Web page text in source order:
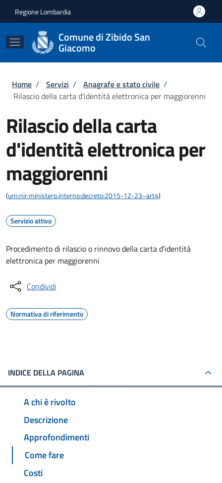
Regione Lombardia
Comune di Zibido San
Giacomo
Briciole di pane
Home / Servizi / Anagrafe e stato civile /
Rilascio della carta d'identità elettronica per maggiorenni
Rilascio della carta
d'identità elettronica per
maggiorenni
(urn:nir:ministero.interno:decreto:2015-12-23~art4)
Servizio attivo
Procedimento di rilascio o rinnovo della carta d'identità
elettronica per maggiorenni
Condividi
Normativa di riferimento
INDICE DELLA PAGINA
A chi è rivolto
Descrizione
Approfondimenti
Come fare
Costi